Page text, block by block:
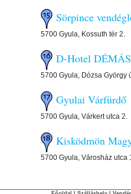
Sörpince
5700 Gyula, Kossuth tér 2.
D-Hotel
5700 Gyula, Dózsa György
Gyulai Várfürdő
5700 Gyula, Várkert utca 2.
Kisködmön
5700 Gyula, Városház utca